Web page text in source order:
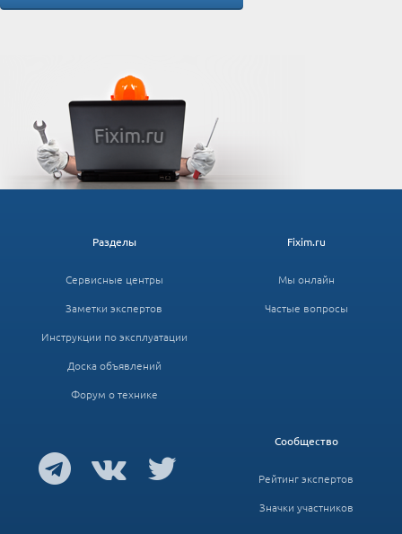
Fixim.ru
Мы онлайн
Частые вопросы
Разделы
Сервисные центры
Заметки экспертов
Инструкции по эксплуатации
Доска объявлений
Форум о технике
Сообщество
Рейтинг экспертов
Значки участников